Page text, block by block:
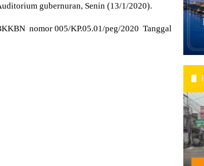
gubernuran, Senin (13/1/2020).
nomor 005/KP.05.01/peg/2020 Tanggal